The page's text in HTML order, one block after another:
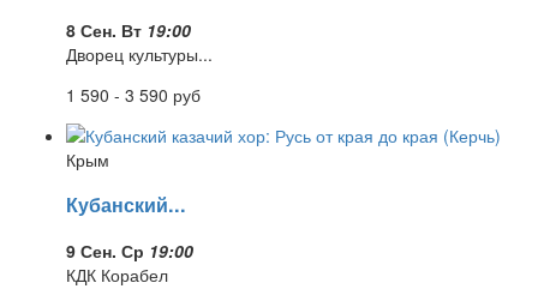
8 Сен. Вт 19:00
Дворец культуры...
1 590 - 3 590 руб
Крым
Кубанский...
9 Сен. Ср 19:00
КДК Корабел